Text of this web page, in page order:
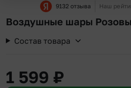
9132 отзыва Наш
Воздушные шары
Состав товара
1 599 ₽